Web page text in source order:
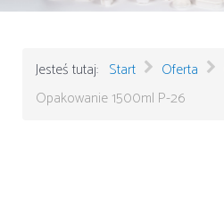
Jesteś tutaj: Start Oferta
Opakowanie 1500ml P-26